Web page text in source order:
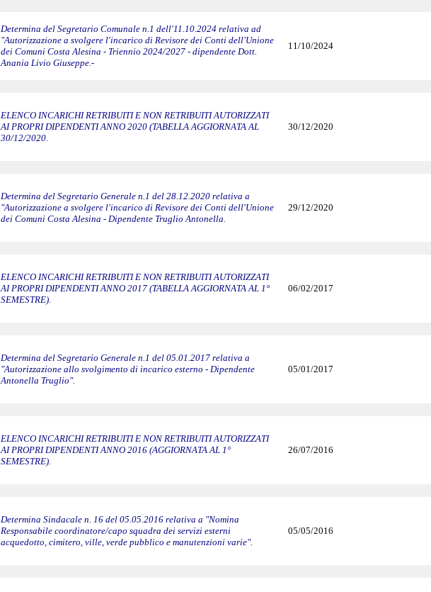
Determina del Segretario Comunale n.1 dell'11.10.2024 relativa ad
"Autorizzazione a svolgere l'incarico di Revisore dei Conti dell'Unione
dei Comuni Costa Alesina - Triennio 2024/2027 - dipendente Dott.
Anania Livio Giuseppe.-
11/10/2024
ELENCO INCARICHI RETRIBUITI E NON RETRIBUITI AUTORIZZATI
AI PROPRI DIPENDENTI ANNO 2020 (TABELLA AGGIORNATA AL
30/12/2020.
30/12/2020
Determina del Segretario Generale n.1 del 28.12.2020 relativa a
"Autorizzazione a svolgere l'incarico di Revisore dei Conti dell'Unione
dei Comuni Costa Alesina - Dipendente Truglio Antonella.
29/12/2020
ELENCO INCARICHI RETRIBUITI E NON RETRIBUITI AUTORIZZATI
AI PROPRI DIPENDENTI ANNO 2017 (TABELLA AGGIORNATA AL 1°
SEMESTRE).
06/02/2017
Determina del Segretario Generale n.1 del 05.01.2017 relativa a
"Autorizzazione allo svolgimento di incarico esterno - Dipendente
Antonella Truglio".
05/01/2017
ELENCO INCARICHI RETRIBUITI E NON RETRIBUITI AUTORIZZATI
AI PROPRI DIPENDENTI ANNO 2016 (AGGIORNATA AL 1°
SEMESTRE).
26/07/2016
Determina Sindacale n. 16 del 05.05.2016 relativa a "Nomina
Responsabile coordinatore/capo squadra dei servizi esterni
acquedotto, cimitero, ville, verde pubblico e manutenzioni varie".
05/05/2016